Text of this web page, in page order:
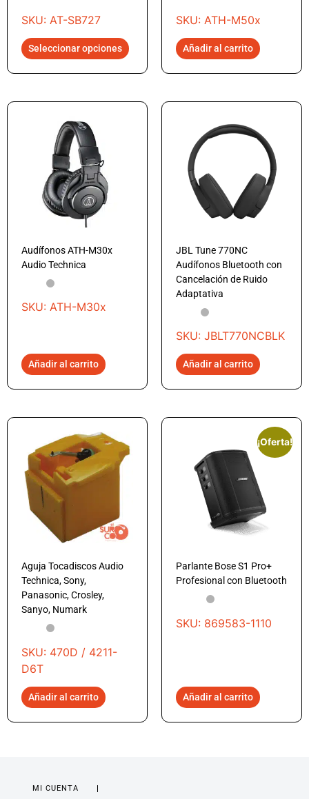
SKU: AT-SB727
Seleccionar opciones
SKU: ATH-M50x
Añadir al carrito
Audífonos ATH-M30x
Audio Technica
SKU: ATH-M30x
Añadir al carrito
JBL Tune 770NC
Audífonos Bluetooth con
Cancelación de Ruido
Adaptativa
SKU: JBLT770NCBLK
Añadir al carrito
Aguja Tocadiscos Audio
Technica, Sony,
Panasonic, Crosley,
Sanyo, Numark
SKU: 470D / 4211-
D6T
Añadir al carrito
¡Oferta!
Parlante Bose S1 Pro+
Profesional con Bluetooth
SKU: 869583-1110
Añadir al carrito
MI CUENTA